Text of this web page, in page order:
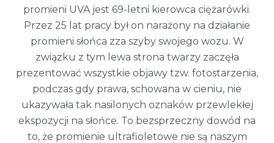
promieni UVA jest 69-letni kierowca ciężarówki.
Przez 25 lat pracy był on narażony na działanie
promieni słońca zza szyby swojego wozu. W
związku z tym lewa strona twarzy zaczęła
prezentować wszystkie objawy tzw. fotostarzenia,
podczas gdy prawa, schowana w cieniu, nie
ukazywała tak nasilonych oznaków przewlekłej
ekspozycji na słońce. To bezsprzeczny dowód na
to, że promienie ultrafioletowe nie są naszym